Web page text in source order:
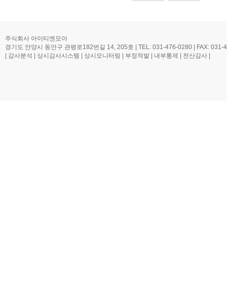
주식회사 아이티엔모아
경기도 안양시 동안구 관평로182번길 14, 205호 | TEL: 031-476-0280 | FAX:
| 감사분석 | 상시감사시스템 | 상시모니터링 | 부정적발 | 내부통제 | 전산감사 |